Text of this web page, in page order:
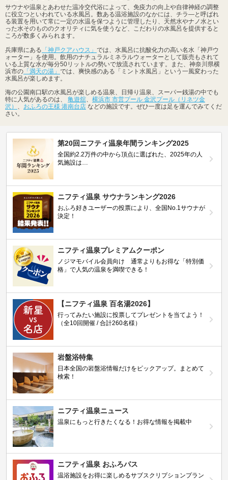
サウナや温泉とあわせた温冷交代浴によって、免疫力の向上や自律神経の調整
に役立つといわれている水風呂。数ある温浴施設のなかには、チラ―と呼ばれ
る装置を用いて常に一定の水温を保つように管理したり、天然水やナノ水とい
った水そのもののクオリティに気を使うなど、こだわりの水風呂を提供すると
ころが数多くみられます。
兵庫県にある 「神戸クアハウス」 では、水風呂に抗酸化力の高い名水「神戸ウ
ォーター」を使用。飲用のナチュラルミネラルウォーターとして販売もされて
いる上質な水が毎分50リットルの勢いで放流されています。また、神奈川県横
浜市の 「満天の湯」 では、爽快感のある「ミント水風呂」という一風変わった
水風呂が楽しめます。
海の公園南口駅の水風呂が楽しめる温泉、日帰り温泉、スーパー銭湯の中でも
特に人気があるのは、 亀遊舘
横浜市 市営プール 金沢プール（リネツ金
沢）
おふろの王様 港南台店 などの施設です。ぜひ一度は足を運んでみてくだ
さい。
第20回ニフティ温泉年間ランキング2025
全国約2.2万件の中から頂点に選ばれた、2025年の人
気施設は…
ニフティ温泉 サウナランキング2026
おふろ好きユーザーの投票により、全国No.1サウナが
決定！
ニフティ温泉プレミアムクーポン
ノジマモバイル会員向け 通常よりもお得な「特別価
格」で人気の温泉を満喫できる！
【ニフティ温泉 百名湯2026】
行ってみたい施設に投票してプレゼントを当てよう！
（全10回開催 / 合計260名様）
岩盤浴特集
日本全国の岩盤浴情報だけをピックアップ。まとめて
検索！
ニフティ温泉ニュース
温泉にもっと行きたくなる！お得な情報を掲載中
ニフティ温泉 おふろパス
温浴施設をお得に楽しめるサブスクリプションプラン